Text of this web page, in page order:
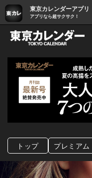
東京カレンダーアプリ
アプリなら超サクサク！
トップ プレミアム